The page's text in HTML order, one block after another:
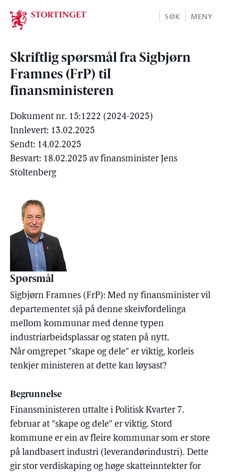
Stortinget.no
SØK MENY
Skriftlig spørsmål fra Sigbjørn
Framnes (FrP) til
finansministeren
Dokument nr. 15:1222 (2024-2025)
Innlevert: 13.02.2025
Sendt: 14.02.2025
Besvart: 18.02.2025 av finansminister Jens
Stoltenberg
Spørsmål
Sigbjørn Framnes (FrP): Med ny finansminister vil
departementet sjå på denne skeivfordelinga
mellom kommunar med denne typen
industriarbeidsplassar og staten på nytt.
Når omgrepet "skape og dele" er viktig, korleis
tenkjer ministeren at dette kan løysast?
Begrunnelse
Finansministeren uttalte i Politisk Kvarter 7.
februar at "skape og dele" er viktig. Stord
kommune er ein av fleire kommunar som er store
på landbasert industri (leverandørindustri). Dette
gir stor verdiskaping og høge skatteinntekter for